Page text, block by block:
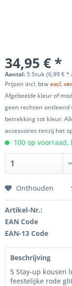
34,95 € *
Aantal:5 Stuk (6,99 € *
Prijzen incl. btwexcl.
Afgebeelde kleur of
geen rechten ontleend
betrekking tot kleur.
accessoires tenzij het
100 op
Onthouden
Artikel-Nr.:
EAN Code
EAN-13 Code
Beschrijving
5 Stay-up kousen
feestelijke rode